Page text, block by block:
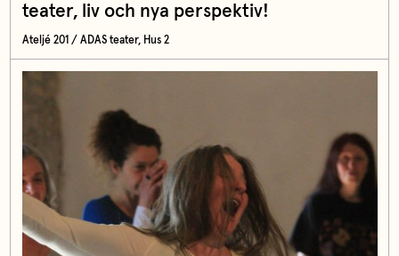
teater, liv och nya perspektiv!
Ateljé 201 / ADAS teater, Hus 2